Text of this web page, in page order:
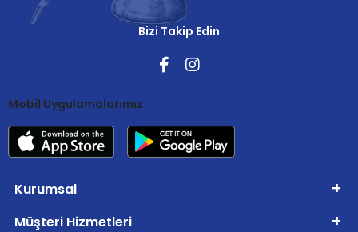
Bizi Takip Edin
Mobil Uygulamalarımız
Kurumsal
Müşteri Hizmetleri